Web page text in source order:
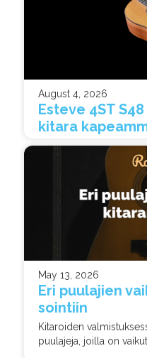
August 4, 2026
Esteve 4ST
kitara
May 13, 2026
Eri puulajien
sointiin
Kitaroiden
puulajeja, joilla on